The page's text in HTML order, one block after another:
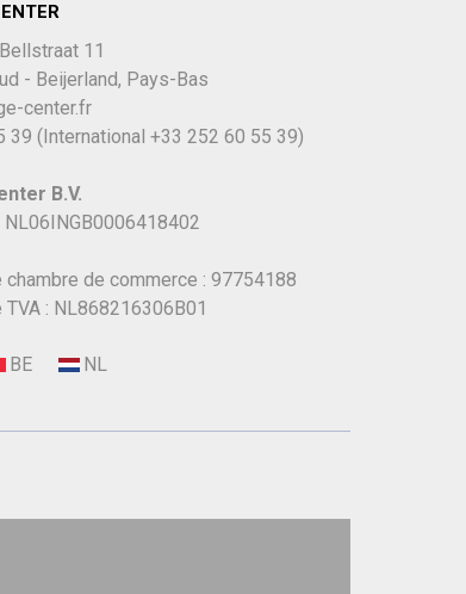
11
- Beijerland, Pays-Bas
center.fr
39 (International +33 252 60 55 39)
B.V.
NL06INGB0006418402
chambre de commerce : 97754188
TVA : NL868216306B01